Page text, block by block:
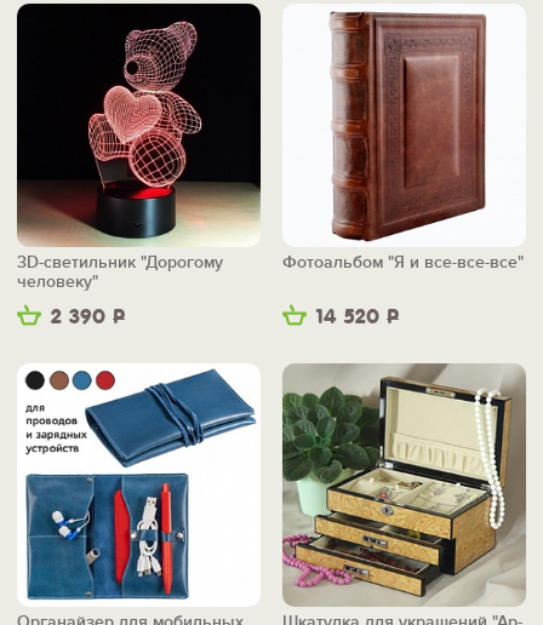
2 390 Р
3D-светильник "Дорогому
человеку"
14 520 Р
Фотоальбом "Я и все-все-все"